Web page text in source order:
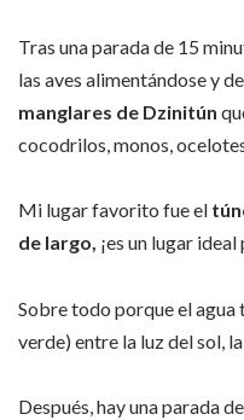
Tras una parada de 15
las aves alimentándose y
manglares de Dzinitún
cocodrilos, monos,
Mi lugar favorito fue el
de largo, ¡es un lugar
Sobre todo porque el
verde) entre la luz del sol,
Después, hay una parada